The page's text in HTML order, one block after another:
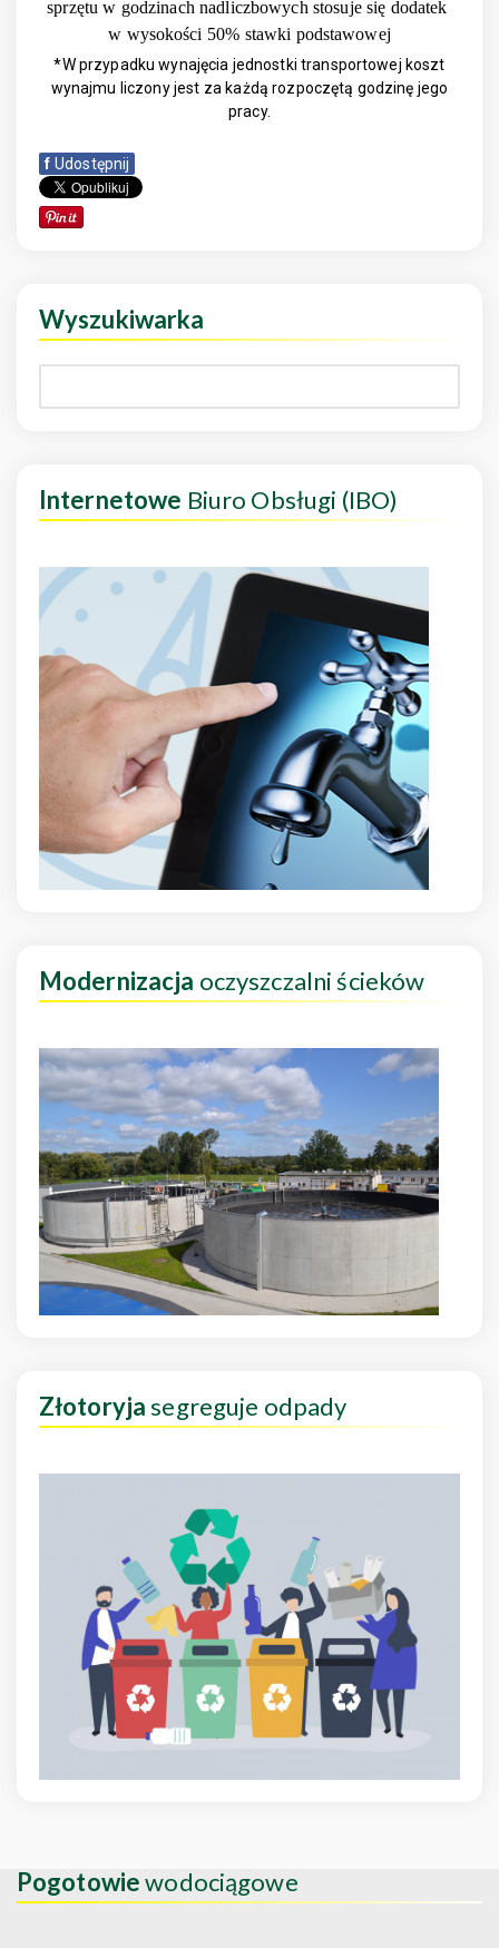
sprzętu w godzinach nadliczbowych stosuje się dodatek
w wysokości 50% stawki podstawowej
*W przypadku wynajęcia jednostki transportowej koszt
wynajmu liczony jest za każdą rozpoczętą godzinę jego
pracy.
f Udostępnij
Wyszukiwarka
Internetowe Biuro Obsługi (IBO)
Modernizacja oczyszczalni ścieków
Złotoryjasegreguje odpady
Pogotowiewodociągowe